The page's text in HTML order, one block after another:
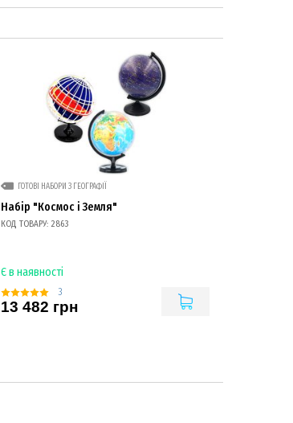
ГОТОВІ НАБОРИ З ГЕОГРАФІЇ
Набір "Космос і Земля"
КОД ТОВАРУ: 2863
Є в наявності
3
13 482 грн